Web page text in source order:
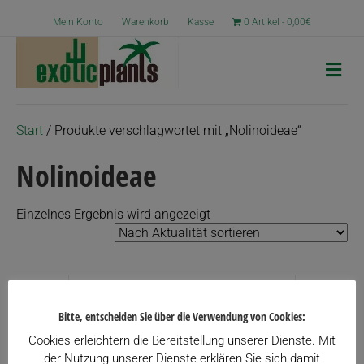
Mein Konto Warenkorb Kasse 0 Artikel 0,00€
N
a
Start / Produkte verschlagwortet mit „Nolinoideae“
Nolinoideae
Einzelnes Ergebnis wird angezeigt
Bitte, entscheiden Sie über die Verwendung von Cookies:
Cookies erleichtern die Bereitstellung unserer Dienste. Mit
der Nutzung unserer Dienste erklären Sie sich damit